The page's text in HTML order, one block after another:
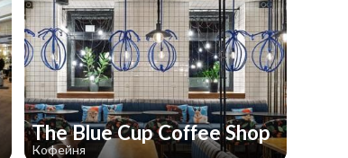
The Blue Cup Coffee Shop
Кофейня